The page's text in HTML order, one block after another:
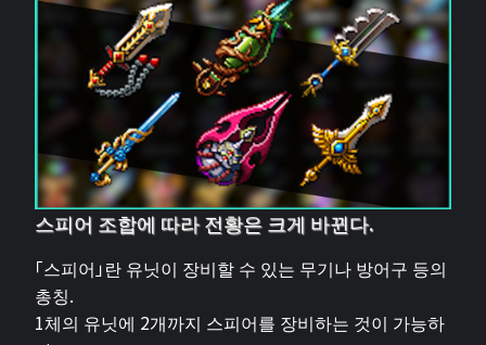
스피어 조합에 따라 전황은 크게 바뀐다.
「스피어」란 유닛이 장비할 수 있는 무기나 방어구 등의
총칭.
1체의 유닛에 2개까지 스피어를 장비하는 것이 가능하